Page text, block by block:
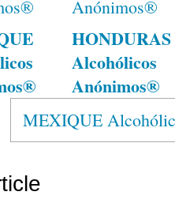
HONDURAS
Alcohólicos
Anónimos®
MEXIQUE